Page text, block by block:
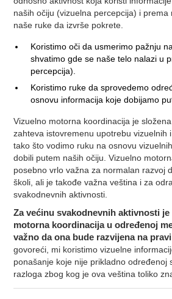
naših očiju (vizuelna percepcija) i prema
naše ruke da izvrše pokrete.
Koristimo oči da usmerimo pažnju
shvatimo gde se naše telo nalazi u
percepcija).
Koristimo ruke da sprovedemo
osnovu informacija koje dobijamo
Vizuelno motorna koordinacija je
zahteva istovremenu upotrebu vizuelnih
tako što vodimo ruku na osnovu
dobili putem naših očiju. Vizuelno
posebno vrlo važna za normalan razvoj
školi, ali je takođe važna veština i za
svakodnevnih aktivnosti.
Za većinu svakodnevnih aktivnosti
motorna koordinacija u određenoj
važno da ona bude razvijena na
govoreći, mi koristimo vizuelne
ponašanje koje nije prikladno određenoj
razloga zbog kog je ova veština toliko